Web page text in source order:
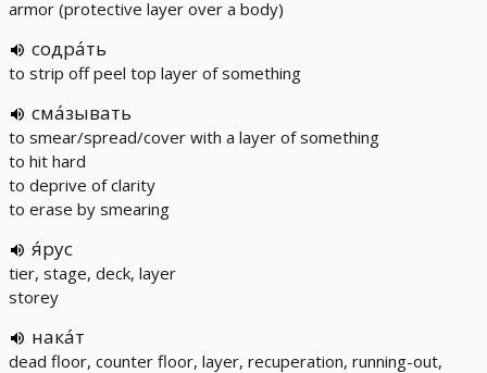
armor (protective layer over a body)
содра́ть
to strip off peel top layer of something
сма́зывать
to smear/spread/cover with a layer of something
to hit hard
to deprive of clarity
to erase by smearing
я́рус
tier, stage, deck, layer
storey
нака́т
dead floor, counter floor, layer, recuperation, running-out,